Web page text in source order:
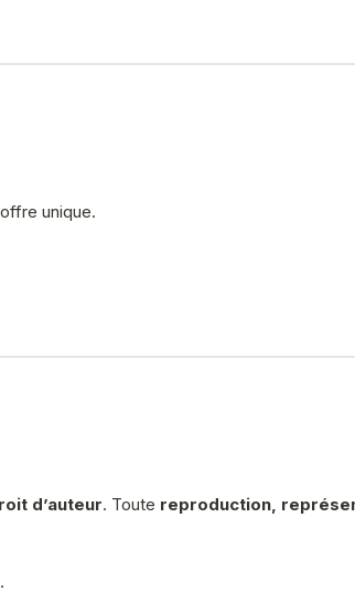
unique.
d’auteur. Toute reproduction,